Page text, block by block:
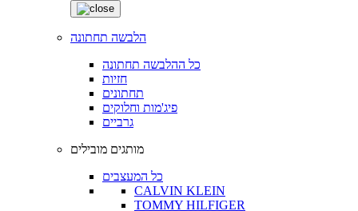
הלבשה תחתונה
כל ההלבשה תחתונה
חזיות
תחתונים
פיג'מות וחלוקים
גרביים
מותגים מובילים
כל המעצבים
CALVIN KLEIN
TOMMY HILFIGER